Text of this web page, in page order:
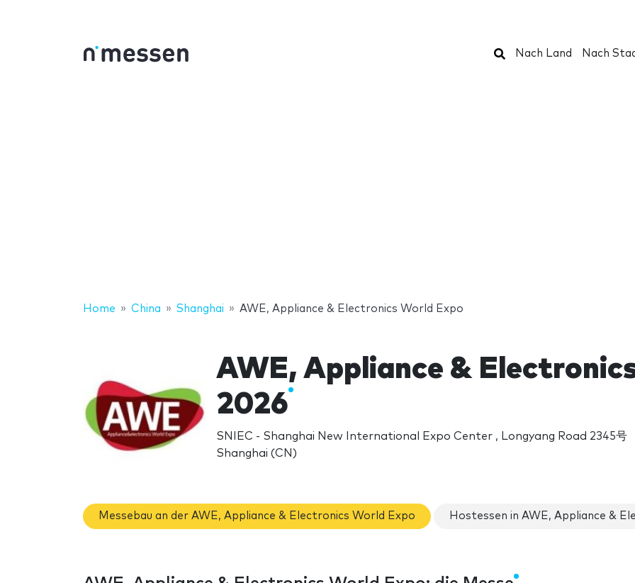
Suchen
Nach Land Nach
Home China Shanghai AWE, Appliance & Electronics World Expo
AWE, Appliance &
2026
SNIEC - Shanghai New International Expo Center , Longyang Road 2345号
Shanghai (CN)
Messebau an der AWE, Appliance & Electronics World Expo Hostessen in AWE, Appliance &